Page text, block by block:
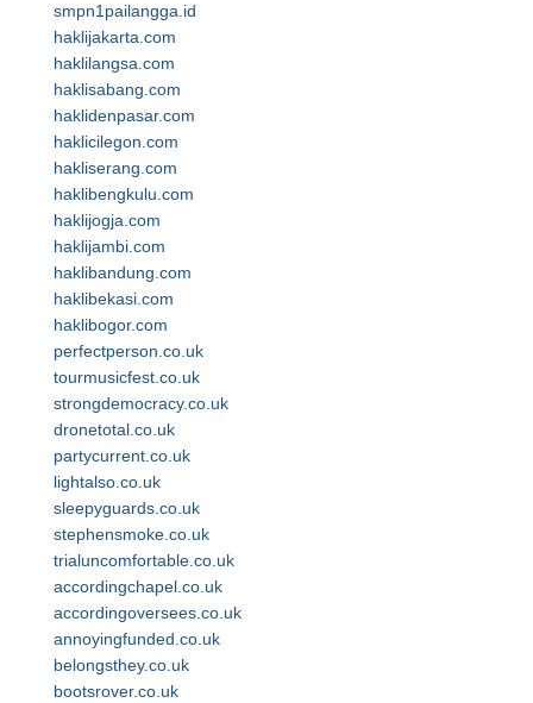
smpn1pailangga.id
haklijakarta.com
haklilangsa.com
haklisabang.com
haklidenpasar.com
haklicilegon.com
hakliserang.com
haklibengkulu.com
haklijogja.com
haklijambi.com
haklibandung.com
haklibekasi.com
haklibogor.com
perfectperson.co.uk
tourmusicfest.co.uk
strongdemocracy.co.uk
dronetotal.co.uk
partycurrent.co.uk
lightalso.co.uk
sleepyguards.co.uk
stephensmoke.co.uk
trialuncomfortable.co.uk
accordingchapel.co.uk
accordingoversees.co.uk
annoyingfunded.co.uk
belongsthey.co.uk
bootsrover.co.uk